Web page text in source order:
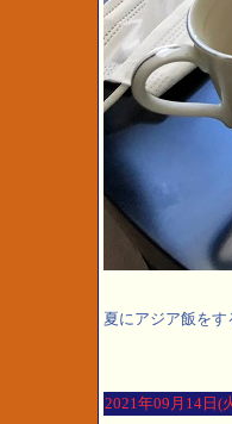
夏にアジア飯を
2021年09月14日(